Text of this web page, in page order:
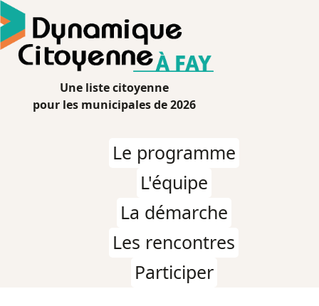
Aller
au
contenu
principal
Une liste citoyenne
pour les municipales de 2026
NavigationLe programme
L'équipe
La démarche
Les rencontres
Participer